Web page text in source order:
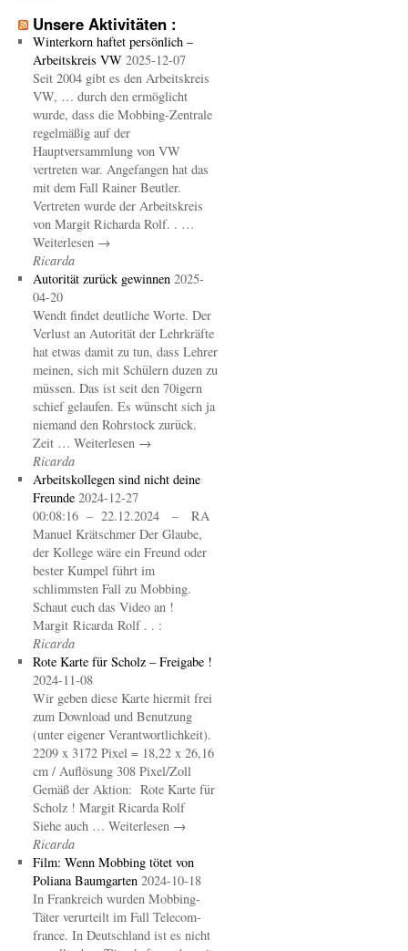
Unsere Aktivitäten :
Winterkorn haftet persönlich –
Arbeitskreis VW 2025-12-07
Seit 2004 gibt es den Arbeitskreis
VW, … durch den ermöglicht
wurde, dass die Mobbing-Zentrale
regelmäßig auf der
Hauptversammlung von VW
vertreten war. Angefangen hat das
mit dem Fall Rainer Beutler.
Vertreten wurde der Arbeitskreis
von Margit Richarda Rolf. . …
Weiterlesen →
Ricarda
Autorität zurück gewinnen 2025-
04-20
Wendt findet deutliche Worte. Der
Verlust an Autorität der Lehrkräfte
hat etwas damit zu tun, dass Lehrer
meinen, sich mit Schülern duzen zu
müssen. Das ist seit den 70igern
schief gelaufen. Es wünscht sich ja
niemand den Rohrstock zurück.
Zeit … Weiterlesen →
Ricarda
Arbeitskollegen sind nicht deine
Freunde 2024-12-27
00:08:16 – 22.12.2024 – RA
Manuel Krätschmer Der Glaube,
der Kollege wäre ein Freund oder
bester Kumpel führt im
schlimmsten Fall zu Mobbing.
Schaut euch das Video an !
Margit Ricarda Rolf . . :
Ricarda
Rote Karte für Scholz – Freigabe !
2024-11-08
Wir geben diese Karte hiermit frei
zum Download und Benutzung
(unter eigener Verantwortlichkeit).
2209 x 3172 Pixel = 18,22 x 26,16
cm / Auflösung 308 Pixel/Zoll
Gemäß der Aktion: Rote Karte für
Scholz ! Margit Ricarda Rolf
Siehe auch … Weiterlesen →
Ricarda
Film: Wenn Mobbing tötet von
Poliana Baumgarten 2024-10-18
In Frankreich wurden Mobbing-
Täter verurteilt im Fall Telecom-
france. In Deutschland ist es nicht